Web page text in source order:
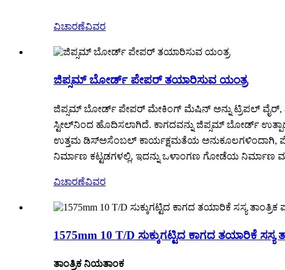
ವಿಚಾರಣೆವಿವರ
ಜಿಪ್ಸಮ್ ಬೋರ್ಡ್ ಪೇಪರ್ ತಯಾರಿಸುವ ಯಂತ್ರ
ಜಿಪ್ಸಮ್ ಬೋರ್ಡ್ ಪೇಪರ್ ಮೇಕಿಂಗ್ ಮೆಷಿನ್ ಅನ್ನು ಟ್ರಿಪಲ್ ವೈರ್,
ಸ್ಟೀಲ್‌ನಿಂದ ಹೊದಿಸಲಾಗಿದೆ. ಕಾಗದವನ್ನು ಜಿಪ್ಸಮ್ ಬೋರ್ಡ್
ಉತ್ತಮ ಡಿಸ್ಅಸೆಂಬಲ್ ಕಾರ್ಯಕ್ಷಮತೆಯ ಅನುಕೂಲಗಳಿಂದಾಗಿ, ಪೇಪರ್
ನಿರ್ಮಾಣ ಕಟ್ಟಡಗಳಲ್ಲಿ, ಇದನ್ನು ಒಳಾಂಗಣ ಗೋಡೆಯ ನಿರ್ಮಾಣ
ವಿಚಾರಣೆವಿವರ
1575mm 10 T/D ಸುಕ್ಕುಗಟ್ಟಿದ ಕಾಗದ ತಯಾರಿಕೆ ಸಸ್ಯ
ತಾಂತ್ರಿಕ ನಿಯತಾಂಕ